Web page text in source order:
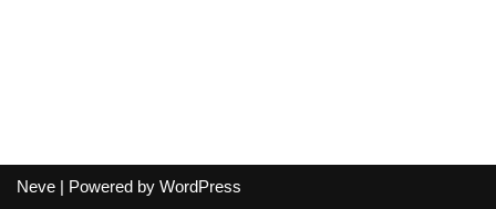
Neve | Powered by WordPress